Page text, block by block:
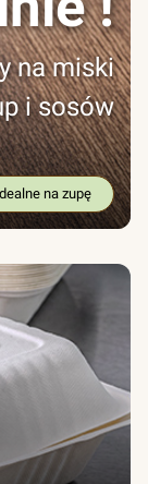
na miski
i sosów
na zupę